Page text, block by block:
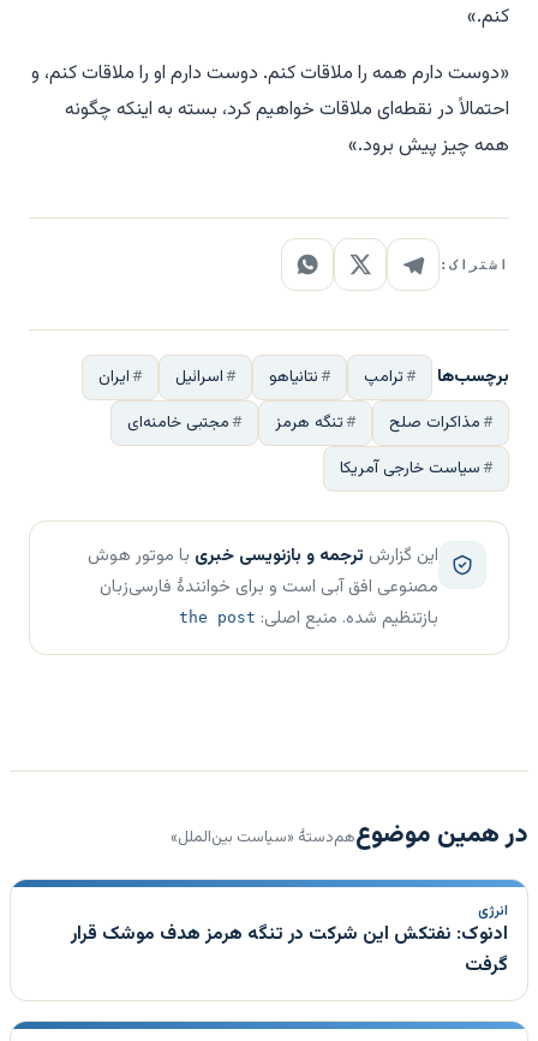
کنم.»
«دوست دارم همه را ملاقات کنم. دوست دارم او را ملاقات کنم، و
احتمالاً در نقطه‌ای ملاقات خواهیم کرد، بسته به اینکه چگونه
همه چیز پیش برود.»
اشتراک:
برچسب‌ها ترامپ نتانیاهو اسرائیل
ایران
مذاکرات صلح
تنگه هرمز
مجتبی خامنه‌ای
سیاست خارجی آمریکا
این گزارش ترجمه و بازنویسی خبری با موتور هوش
مصنوعی افق آبی است و برای خوانندهٔ فارسی‌زبان
بازتنظیم شده. منبع اصلی: the post
در همین موضوعهم‌دستهٔ «سیاست بین‌الملل»
انرژی
ادنوک: نفتکش این شرکت در تنگه هرمز هدف موشک قرار
گرفت